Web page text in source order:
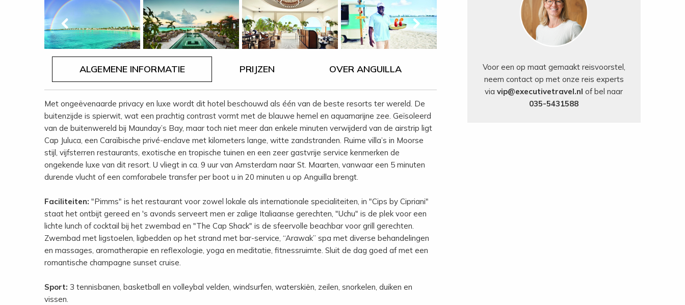
ALGEMENE INFORMATIE PRIJZEN OVER ANGUILLA
Met ongeëvenaarde privacy en luxe wordt dit hotel beschouwd als één van de beste resorts ter wereld. De
buitenzijde is spierwit, wat een prachtig contrast vormt met de blauwe hemel en aquamarijne zee. Geïsoleerd
van de buitenwereld bij Maunday’s Bay, maar toch niet meer dan enkele minuten verwijderd van de airstrip ligt
Cap Juluca, een Caraïbische privé-enclave met kilometers lange, witte zandstranden. Ruime villa’s in Moorse
stijl, vijfsterren restaurants, exotische en tropische tuinen en een zeer gastvrije service kenmerken de
ongekende luxe van dit resort. U vliegt in ca. 9 uur van Amsterdam naar St. Maarten, vanwaar een 5 minuten
durende vlucht of een comforabele transfer per boot u in 20 minuten u op Anguilla brengt.
Faciliteiten: "Pimms" is het restaurant voor zowel lokale als internationale specialiteiten, in "Cips by Cipriani"
staat het ontbijt gereed en 's avonds serveert men er zalige Italiaanse gerechten, "Uchu" is de plek voor een
lichte lunch of cocktail bij het zwembad en "The Cap Shack" is de sfeervolle beachbar voor grill gerechten.
Zwembad met ligstoelen, ligbedden op het strand met bar-service, “Arawak” spa met diverse behandelingen
en massages, aromatherapie en reflexologie, yoga en meditatie, fitnessruimte. Sluit de dag goed af met een
romantische champagne sunset cruise.
Sport: 3 tennisbanen, basketball en volleybal velden, windsurfen, waterskiën, zeilen, snorkelen, duiken en
vissen.
Voor een op maat gemaakt reisvoorstel,
neem contact op met onze reis experts
viavip@executivetravel.nl of bel naar
035-5431588